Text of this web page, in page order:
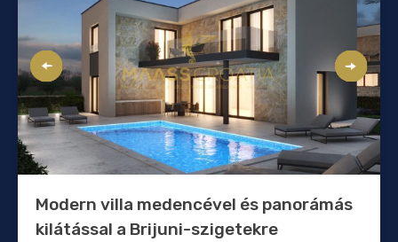
Modern villa medencével és panorámás
kilátással a Brijuni-szigetekre